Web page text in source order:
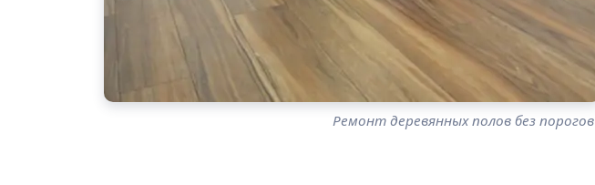
Ремонт деревянных полов без порогов